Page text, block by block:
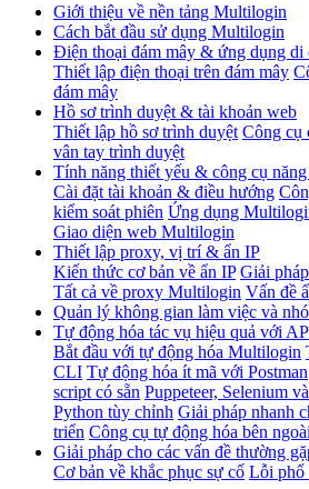
Giới thiệu về nền tảng Multilogin
Cách bắt đầu sử dụng Multilogin
Điện thoại đám mây & ứng dụng di
Thiết lập điện thoại trên đám mây
đám mây
Hồ sơ trình duyệt & tài khoản web
Thiết lập hồ sơ trình duyệt Công cụ
vân tay trình duyệt
Tính năng thiết yếu & công cụ năng
Cài đặt tài khoản & điều hướng
kiểm soát phiên Ứng dụng
Giao diện web Multilogin
Thiết lập proxy, vị trí & ẩn IP
Kiến thức cơ bản về ẩn IP Giải
Tất cả về proxy Multilogin Vấn đề
Quản lý không gian làm việc và
Tự động hóa tác vụ hiệu quả với
Bắt đầu với tự động hóa Multilogin
CLI Tự động hóa ít mã với Postman
script có sẵn Puppeteer, Selenium
Python tùy chỉnh Giải pháp nhanh
triển Công cụ tự động hóa bên ngoài
Giải pháp cho các vấn đề thường
Cơ bản về khắc phục sự cố Lỗi phổ